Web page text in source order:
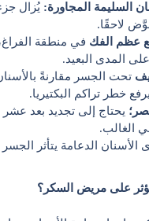
السليمة المجاورة: يُزال
لاحقًا.
عظم الفك في منطقة
المدى البعيد.
تحت الجسر مقارنةً
خطر تراكم البكتيريا.
يحتاج إلى تجديد بعد
الغالب.
الأسنان الدعامة يتأثر
على مريض السكر؟